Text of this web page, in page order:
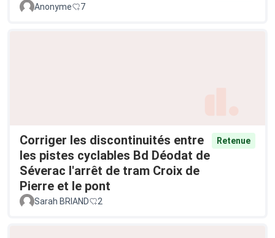
Anonyme
7
Corriger les discontinuités entre
les pistes cyclables Bd Déodat de
Séverac l'arrêt de tram Croix de
Pierre et le pont
Retenue
Sarah BRIAND 2